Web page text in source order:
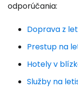
odporúčania:
Doprava z
Prestup na
Hotely v
Služby na